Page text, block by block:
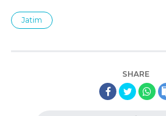
Jatim
SHARE